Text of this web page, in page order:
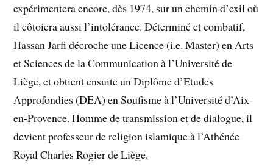
expérimentera encore, dès 1974, sur un chemin d’exil où
il côtoiera aussi l’intolérance. Déterminé et combatif,
Hassan Jarfi décroche une Licence (i.e. Master) en Arts
et Sciences de la Communication à l’Université de
Liège, et obtient ensuite un Diplôme d’Etudes
Approfondies (DEA) en Soufisme à l’Université d’Aix-
en-Provence. Homme de transmission et de dialogue, il
devient professeur de religion islamique à l’Athénée
Royal Charles Rogier de Liège.